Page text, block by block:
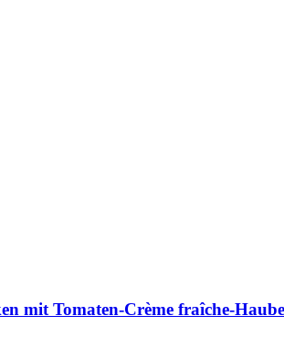
mit Tomaten-Crème fraîche-Haube